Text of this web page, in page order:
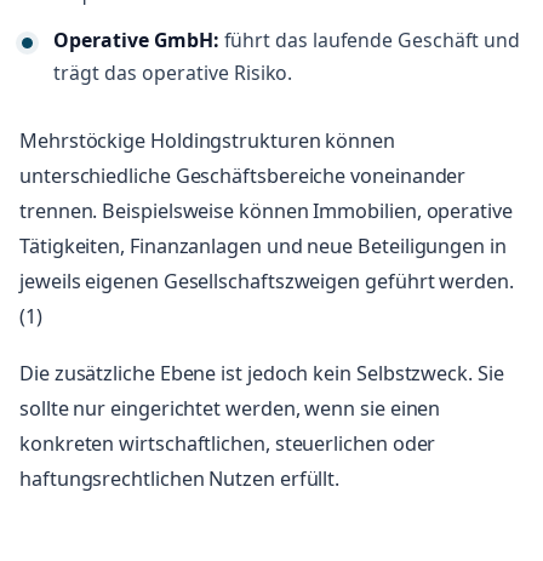
Operative GmbH: führt das laufende Geschäft und
trägt das operative Risiko.
Mehrstöckige Holdingstrukturen können
unterschiedliche Geschäftsbereiche voneinander
trennen. Beispielsweise können Immobilien, operative
Tätigkeiten, Finanzanlagen und neue Beteiligungen in
jeweils eigenen Gesellschaftszweigen geführt werden.
(1)
Die zusätzliche Ebene ist jedoch kein Selbstzweck. Sie
sollte nur eingerichtet werden, wenn sie einen
konkreten wirtschaftlichen, steuerlichen oder
haftungsrechtlichen Nutzen erfüllt.